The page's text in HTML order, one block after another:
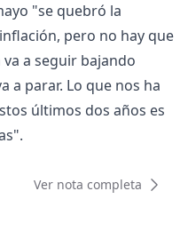
"se quebró la
pero no hay que
a seguir bajando
a parar. Lo que nos ha
últimos dos años es
Ver nota completa